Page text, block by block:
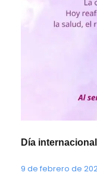
Día
9 de febrero de